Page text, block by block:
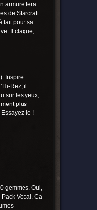
armure fera
de Starcraft.
fait pour sa
Il claque,
Inspire
Rez, il
sur les yeux,
plus
le !
gemmes. Oui,
Pack Vocal. Ca